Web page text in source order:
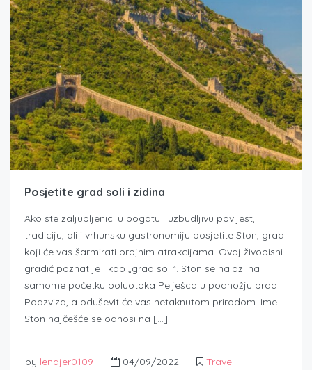
Posjetite grad soli i zidina
Ako ste zaljubljenici u bogatu i uzbudljivu povijest,
tradiciju, ali i vrhunsku gastronomiju posjetite Ston, grad
koji će vas šarmirati brojnim atrakcijama. Ovaj živopisni
gradić poznat je i kao „grad soli“. Ston se nalazi na
samome početku poluotoka Pelješca u podnožju brda
Podzvizd, a oduševit će vas netaknutom prirodom. Ime
Ston najčešće se odnosi na […]
by lendjer0109 04/09/2022 Travel